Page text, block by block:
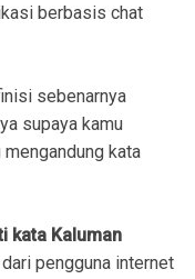
berbasis chat
sebenarnya
supaya kamu
kata
kata Kaluman
pengguna internet